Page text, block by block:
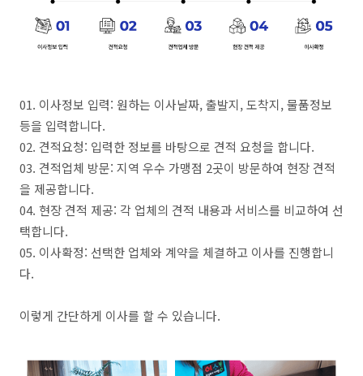
01. 이사정보 입력: 원하는 이사날짜, 출발지, 도착지, 물품정보
등을 입력합니다.
02. 견적요청: 입력한 정보를 바탕으로 견적 요청을 합니다.
03. 견적업체 방문: 지역 우수 가맹점 2곳이 방문하여 현장 견적
을 제공합니다.
04. 현장 견적 제공: 각 업체의 견적 내용과 서비스를 비교하여 선
택합니다.
05. 이사확정: 선택한 업체와 계약을 체결하고 이사를 진행합니
다.
이렇게 간단하게 이사를 할 수 있습니다.